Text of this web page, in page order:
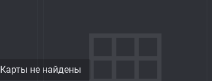
Карты не найдены